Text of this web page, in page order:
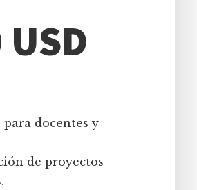
docentes y
de proyectos